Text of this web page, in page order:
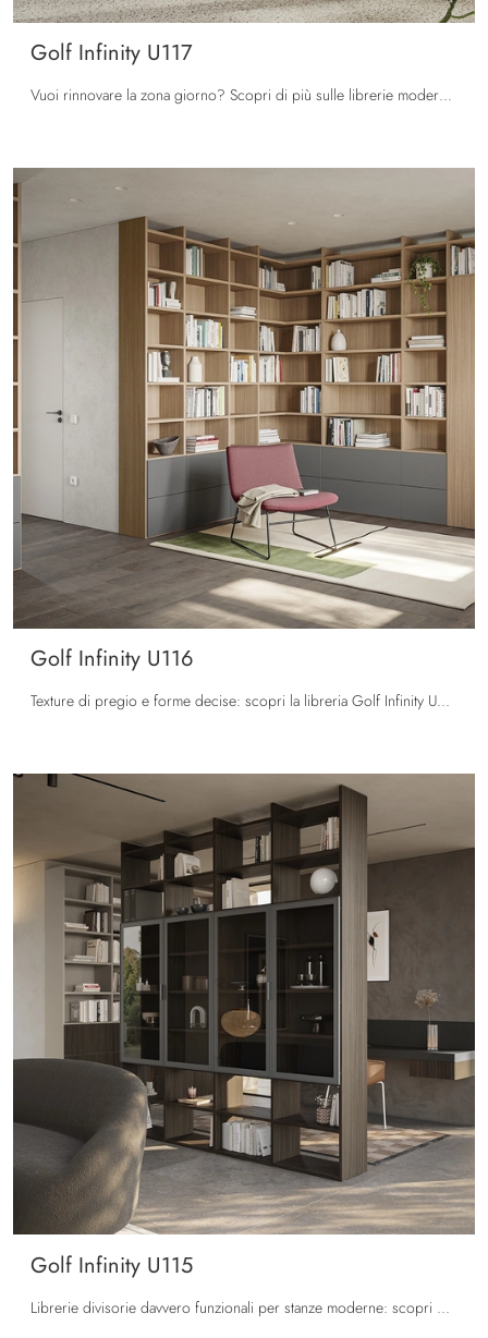
Golf Infinity U117
Vuoi rinnovare la zona giorno? Scopri di più sulle librerie moderne divisorie e arreda i tuoi locali con il modello Golf Infinity U117.
Golf Infinity U116
Texture di pregio e forme decise: scopri la libreria Golf Infinity U116 di Colombini Casa tra le più belle Librerie moderne componibili.
Golf Infinity U115
Librerie divisorie davvero funzionali per stanze moderne: scopri di più sul modello Golf Infinity U115 dell'azienda Colombini Casa!